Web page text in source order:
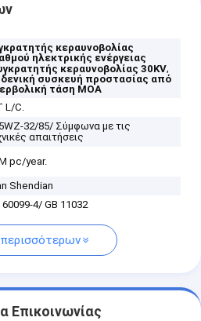
κεραυνοβολίας
ηλεκτρικής ενέργειας
κεραυνοβολίας 30KV,
συσκευή προστασίας από
τάση MOA
L/C.
32/85/ Σύμφωνα με τις
απαιτήσεις
pc/year.
Shendian
60099-4/ GB 11032
Επικοινωνίας